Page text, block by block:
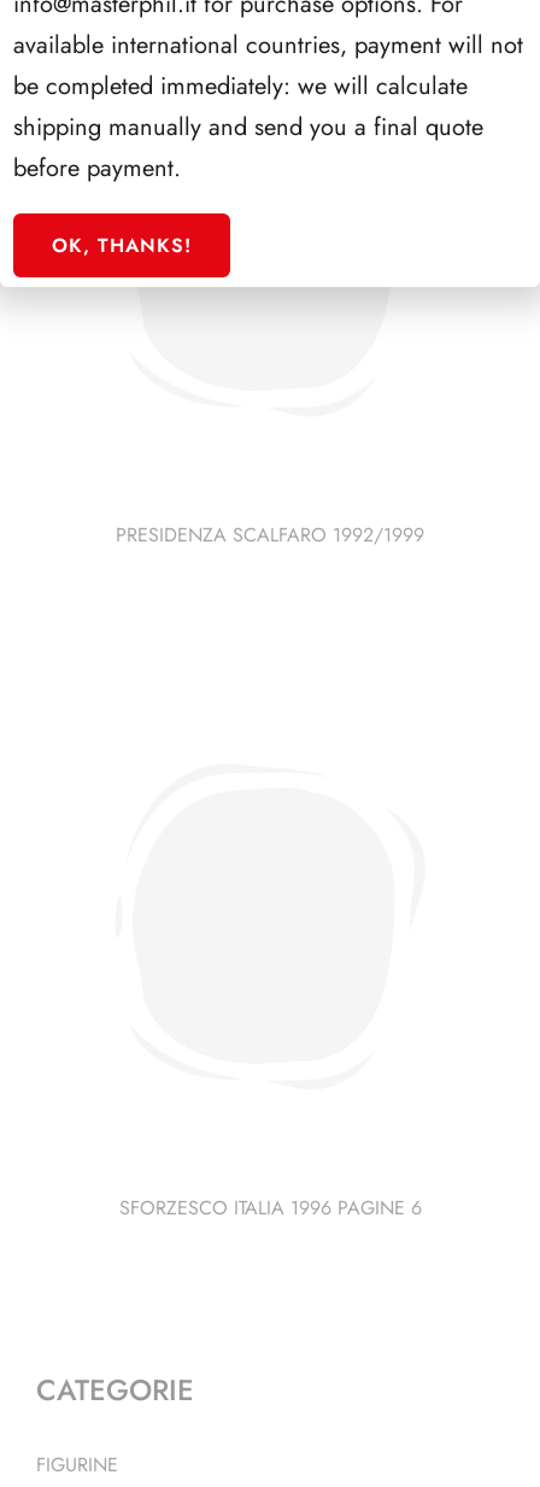
PRESIDENZA SCALFARO 1992/1999
SFORZESCO ITALIA 1996 PAGINE 6
CATEGORIE
FIGURINE
available international countries, payment will not
be completed immediately: we will calculate
shipping manually and send you a final quote
before payment.
OK, THANKS!